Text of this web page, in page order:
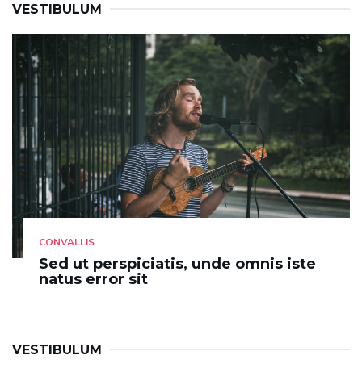
VESTIBULUM
CONVALLIS
Sed ut perspiciatis, unde omnis iste
natus error sit
VESTIBULUM